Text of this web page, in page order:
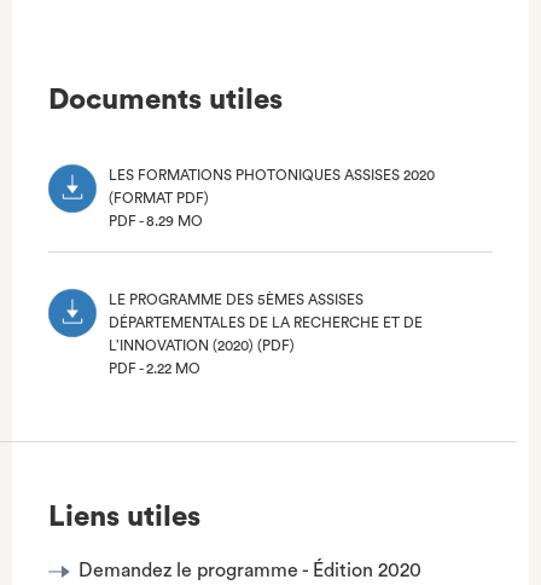
Documents utiles
LES FORMATIONS PHOTONIQUES ASSISES 2020
(FORMAT PDF)
PDF - 8.29 MO
LE PROGRAMME DES 5ÈMES ASSISES
DÉPARTEMENTALES DE LA RECHERCHE ET DE
L’INNOVATION (2020) (PDF)
PDF - 2.22 MO
Liens utiles
Demandez le programme - Édition 2020